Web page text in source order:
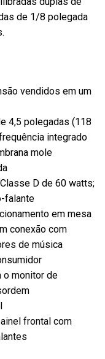
de 1/8 polegada
vendidos em um
4,5 polegadas (118
integrado
mole
D de 60 watts;
falante
em mesa
conexão com
de música
o monitor de
frontal com